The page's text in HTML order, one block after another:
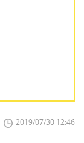
2019/07/30 12:46